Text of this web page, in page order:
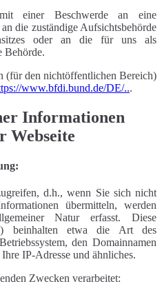
einer Beschwerde an eine
die zuständige Aufsichtsbehörde
oder an die für uns als
Behörde.
(für den nichtöffentlichen Bereich)
www.bfdi.bund.de/DE/...
Informationen
Webseite
d.h., wenn Sie sich nicht
übermitteln, werden
Natur erfasst. Diese
beinhalten etwa die Art des
den Domainnamen
IP-Adresse und ähnliches.
Zwecken verarbeitet: